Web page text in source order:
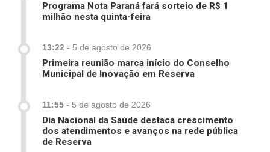
Programa Nota Paraná fará sorteio de R$ 1
milhão nesta quinta-feira
13:22 - 5 de agosto de 2026
Primeira reunião marca início do Conselho
Municipal de Inovação em Reserva
11:55 - 5 de agosto de 2026
Dia Nacional da Saúde destaca crescimento
dos atendimentos e avanços na rede pública
de Reserva